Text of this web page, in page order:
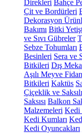
Direkleri Bahçe
Çit ve Bordürleri
Dekorasyon
Bakımı Bitki
ve Sıvı Gübreler
Sebze Tohumları
Besinleri Sera ve
Bitkileri Dış
Aşılı Meyve
Bitkileri Kaktüs
Çiçeklik ve
Saksısı Balkon
Malzemeleri Kedi
Kedi Kumları
Kedi Oyuncakları